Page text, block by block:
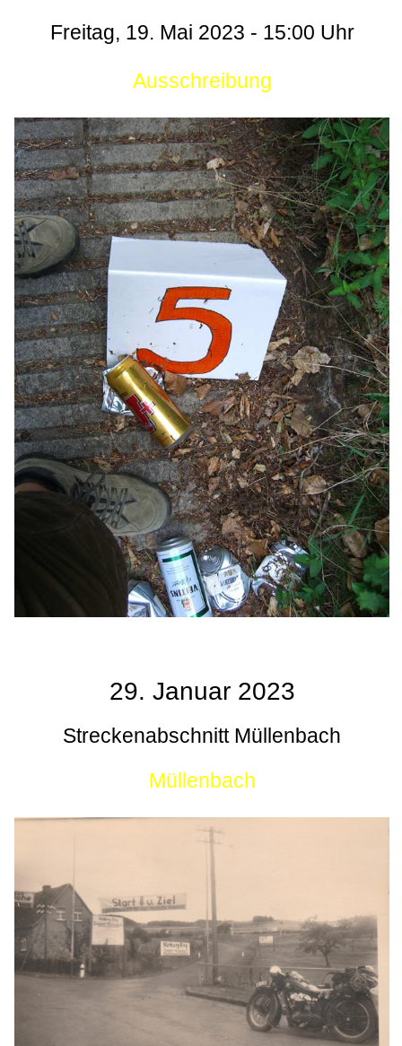
Freitag, 19. Mai 2023 - 15:00 Uhr
Ausschreibung
29. Januar 2023
Streckenabschnitt Müllenbach
Müllenbach